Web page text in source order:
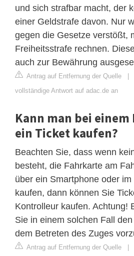
und sich strafbar macht, der
einer Geldstrafe davon. Nur
gegen die Gesetze verstößt,
Freiheitsstrafe rechnen.
auch zur Bewährung
Antrag auf Entfernung der Quelle |
vollständige Antwort auf adac.de an
Kann man bei
ein Ticket kaufen?
Beachten Sie, dass wenn
besteht, die Fahrkarte am
über ein Smartphone oder
kaufen, dann können Sie
Kontrolleur kaufen. Achtung!
Sie in einem solchen Fall
dem Betreten des Zuges
Antrag auf Entfernung der Quelle |